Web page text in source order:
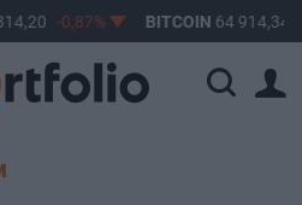
-0,87% BITCOIN 64 914,34